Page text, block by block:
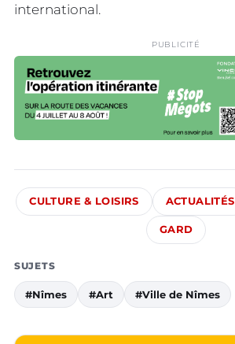
international.
PUBLICITÉ
CULTURE & LOISIRS ACTUALITÉS
GARD
SUJETS
#Nîmes #Art #Ville de Nîmes